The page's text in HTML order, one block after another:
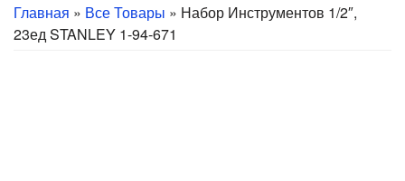
Главная » Все Товары » Набор Инструментов 1/2″,
23ед STANLEY 1-94-671